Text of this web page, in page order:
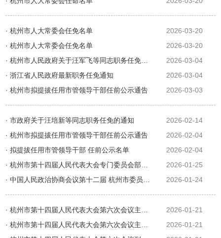
· 杭州市人大常委会任免名单
2026-03-20
· 杭州市人大常委会任免名单
2026-03-20
2026-03-04
· 浙江省人民政府最新职务任免通知
2026-03-04
· 杭州市拟提拔任用市管领导干部任前公示通告
2026-03-03
· 市政府关于汪培新等同志职务任免的通知
2026-02-14
· 杭州市拟提拔任用市管领导干部任前公示通告
2026-02-04
· 拟提拔任用市管领导干部 任前公示名单
2026-02-04
2026-01-25
2026-01-24
2026-01-21
2026-01-21